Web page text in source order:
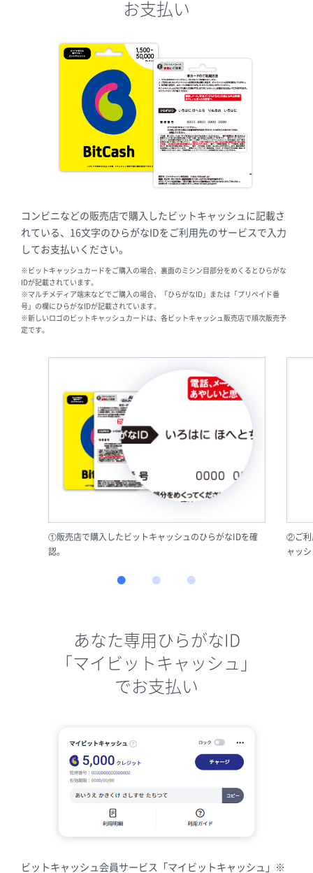
お支払い
コンビニなどの販売店で購入したビットキャッシュに記載さ
れている、16文字のひらがなIDをご利用先のサービスで入力
してお支払いください。
※ビットキャッシュカードをご購入の場合、裏面のミシン目部分をめくるとひらがな
IDが記載されています。
※マルチメディア端末などでご購入の場合、「ひらがなID」または「プリペイド番
号」の欄にひらがなIDが記載されています。
※新しいロゴのビットキャッシュカードは、各ビットキャッシュ販売店で順次販売予
定です。
①販売店で購入したビットキャッシュのひらがなIDを確
認。
②ご利
ャッ
あなた専用ひらがなID
「マイビットキャッシュ」
でお支払い
ビットキャッシュ会員サービス「マイビットキャッシュ」※